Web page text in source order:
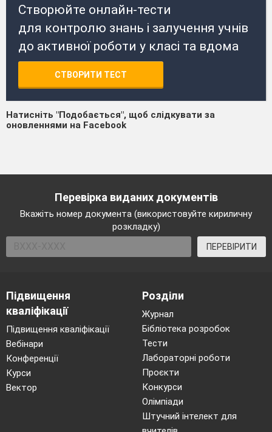
Створюйте онлайн-тести
для контролю знань і залучення учнів
до активної роботи у класі та вдома
СТВОРИТИ ТЕСТ
Натисніть "Подобається", щоб слідкувати за
оновленнями на Facebook
Перевірка виданих документів
Вкажіть номер документа (використовуйте кириличну
розкладку)
ПЕРЕВІРИТИ
Підвищення
кваліфікації
Підвищення кваліфікації
Вебінари
Конференції
Курси
Вектор
Розділи
Журнал
Бібліотека розробок
Тести
Лабораторні роботи
Проєкти
Конкурси
Олімпіади
Штучний інтелект для